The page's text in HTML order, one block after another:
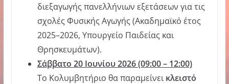
διεξαγωγής πανελλήνιων εξετάσεων για τις
σχολές Φυσικής Αγωγής (Ακαδημαϊκό έτος
2025–2026, Υπουργείο Παιδείας και
Θρησκευμάτων).
Σάββατο 20 Ιουνίου 2026 (09:00 – 12:00)
Το Κολυμβητήριο θα παραμείνεικλειστό